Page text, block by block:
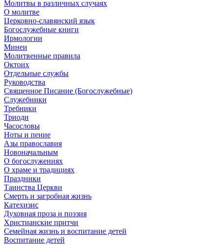
Молитвы в различных случаях
О молитве
Церковно-славянский язык
Богослужебные книги
Ирмологии
Минеи
Молитвенные правила
Октоих
Отдельные службы
Руководства
Священное Писание (Богослужебные)
Служебники
Требники
Триоди
Часословы
Ноты и пение
Азы православия
Новоначальным
О богослужениях
О храме и традициях
Праздники
Таинства Церкви
Смерть и загробная жизнь
Катехизис
Духовная проза и поэзия
Христианские притчи
Семейная жизнь и воспитание детей
Воспитание детей